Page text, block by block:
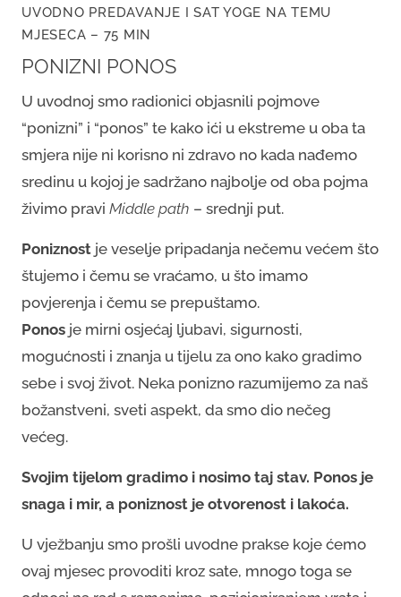
UVODNO PREDAVANJE I SAT YOGE NA TEMU
MJESECA – 75 MIN
PONIZNI PONOS
U uvodnoj smo radionici objasnili pojmove
“ponizni” i “ponos” te kako ići u ekstreme u oba ta
smjera nije ni korisno ni zdravo no kada nađemo
sredinu u kojoj je sadržano najbolje od oba pojma
živimo pravi Middle path – srednji put.
Poniznost je veselje pripadanja nečemu većem što
štujemo i čemu se vraćamo, u što imamo
povjerenja i čemu se prepuštamo.
Ponos je mirni osjećaj ljubavi, sigurnosti,
mogućnosti i znanja u tijelu za ono kako gradimo
sebe i svoj život. Neka ponizno razumijemo za naš
božanstveni, sveti aspekt, da smo dio nečeg
većeg.
Svojim tijelom gradimo i nosimo taj stav. Ponos je
snaga i mir, a poniznost je otvorenost i lakoća.
U vježbanju smo prošli uvodne prakse koje ćemo
ovaj mjesec provoditi kroz sate, mnogo toga se